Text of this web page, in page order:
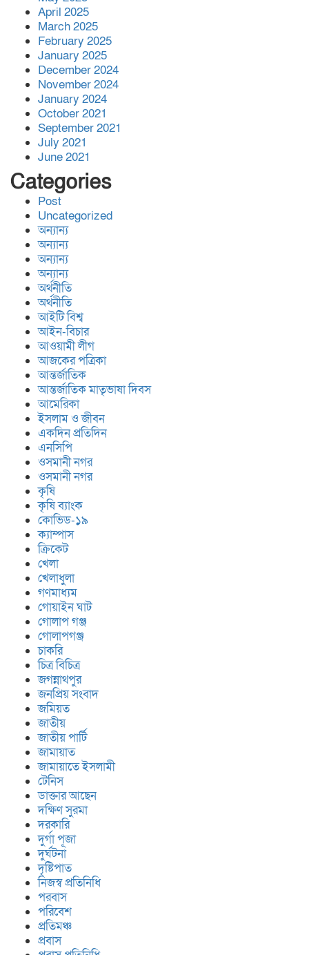
সিডস অফ সাদাকাহ কর্তৃক
বিশ্বনাথের আমতৈল গ্রামে তিনটি
April 2025
March 2025
February 2025
January 2025
December 2024
November 2024
January 2024
October 2021
September 2021
July 2021
June 2021
Categories
Post
Uncategorized
অন্যান্য
অন্যান্য
অন্যান্য
অন্যান্য
অর্থনীতি
অর্থনীতি
আইটি বিশ্ব
আইন-বিচার
আওয়ামী লীগ
আজকের পত্রিকা
আন্তর্জাতিক
আন্তর্জাতিক মাতৃভাষা দিবস
আমেরিকা
ইসলাম ও জীবন
একদিন প্রতিদিন
এনসিপি
ওসমানী নগর
ওসমানী নগর
কৃষি
কৃষি ব্যাংক
কোভিড-১৯
ক্যাম্পাস
ক্রিকেট
খেলা
খেলাধুলা
গণমাধ্যম
গোয়াইন ঘাট
গোলাপ গঞ্জ
গোলাপগঞ্জ
চাকরি
চিত্র বিচিত্র
জগন্নাথপুর
জনপ্রিয় সংবাদ
জমিয়ত
জাতীয়
জাতীয় পার্টি
জামায়াত
জামায়াতে ইসলামী
টেনিস
ডাক্তার আছেন
দক্ষিণ সুরমা
দরকারি
দুর্গা পূজা
দুর্ঘটনা
দৃষ্টিপাত
নিজস্ব প্রতিনিধি
পরবাস
পরিবেশ
প্রতিমঞ্চ
প্রবাস